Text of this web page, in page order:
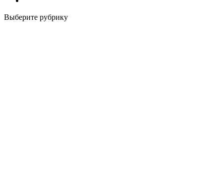
Выберите рубрику